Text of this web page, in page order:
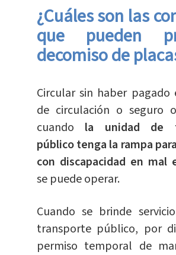
¿Cuáles son las
que pueden
decomiso de
Circular sin haber pagado
de circulación o seguro
cuando la unidad de
público tenga la rampa
con discapacidad en mal
se puede operar.
Cuando se brinde
transporte público, por
permiso temporal de